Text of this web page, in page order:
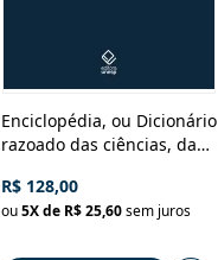
Enciclopédia, ou Dicionário
razoado das ciências, das
Civilização material
R$ 128,00
ou5X de R$ 25,60sem juros